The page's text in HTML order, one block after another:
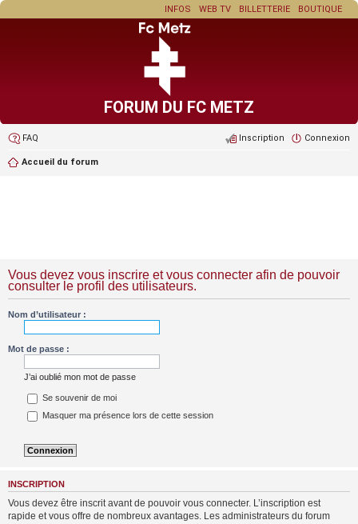
BOUTIQUE
BILLETTERIE
WEB TV
INFOS
FORUM DU FC METZ
FAQ Connexion
Inscription
Accueil du forum
Vous devez vous inscrire et vous connecter afin de pouvoir
consulter le profil des utilisateurs.
Nom d’utilisateur :
Mot de passe :
J’ai oublié mon mot de passe
Se souvenir de moi
Masquer ma présence lors de cette session
INSCRIPTION
Vous devez être inscrit avant de pouvoir vous connecter. L’inscription est
rapide et vous offre de nombreux avantages. Les administrateurs du forum